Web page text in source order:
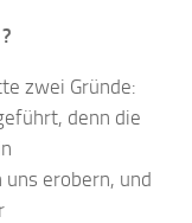
zwei Gründe:
denn die
erobern, und